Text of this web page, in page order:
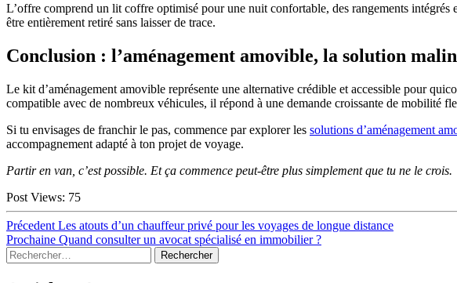
L’offre comprend un lit coffre optimisé pour une nuit confortable, des rangements
être entièrement retiré sans laisser de trace.
Conclusion : l’aménagement amovible, la solution
Le kit d’aménagement amovible représente une alternative crédible et accessible pour
compatible avec de nombreux véhicules, il répond à une demande croissante de mobilité
Si tu envisages de franchir le pas, commence par explorer les solutions d’aménagement
accompagnement adapté à ton projet de voyage.
Partir en van, c’est possible. Et ça commence peut-être plus simplement que tu ne le crois.
Post Views: 75
Navigation
de
l’article
Précedent Article
précédent :
Les atouts d’un chauffeur privé pour les voyages de longue distance
Prochaine Article
suivant :
Quand consulter un avocat spécialisé en immobilier ?
Sidebar
Rechercher :